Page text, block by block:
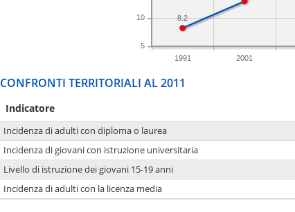
1991 2001
5
10 8.2
CONFRONTI TERRITORIALI AL 2011
Indicatore
Incidenza di adulti con diploma o laurea
Incidenza di giovani con istruzione universitaria
Livello di istruzione dei giovani 15-19 anni
Incidenza di adulti con la licenza media